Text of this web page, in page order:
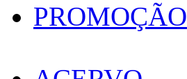
PROMOÇÃO